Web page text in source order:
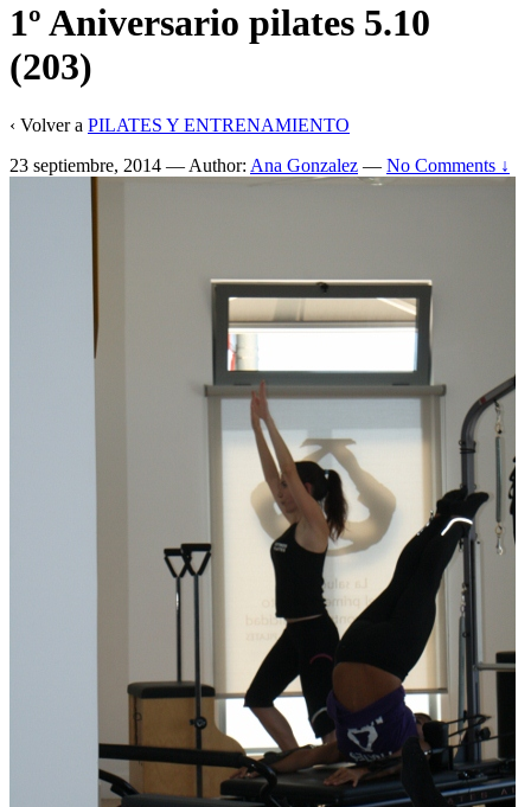
1º Aniversario pilates 5.10
(203)
‹ Volver a PILATES Y ENTRENAMIENTO
23 septiembre, 2014 — Author: Ana Gonzalez — No Comments ↓